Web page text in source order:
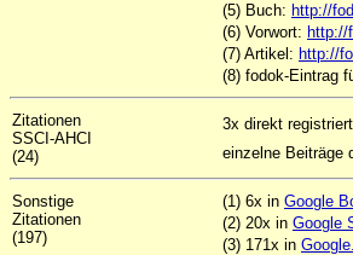
(5) Buch: http://
(6) Vorwort: http://
(7) Artikel: http://
(8) fodok-Eintrag
Zitationen
SSCI-AHCI
(24)
3x direkt
einzelne Beiträge
Sonstige
Zitationen
(197)
(1) 6x in Google
(2) 20x in Google
(3) 171x in